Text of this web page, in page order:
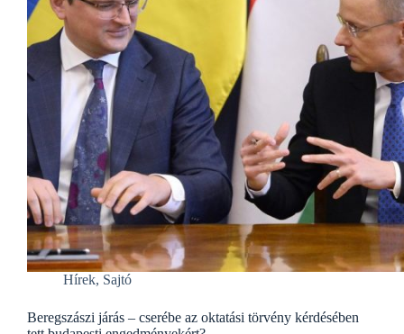
Hírek, Sajtó
Beregszászi járás – cserébe az oktatási törvény kérdésében